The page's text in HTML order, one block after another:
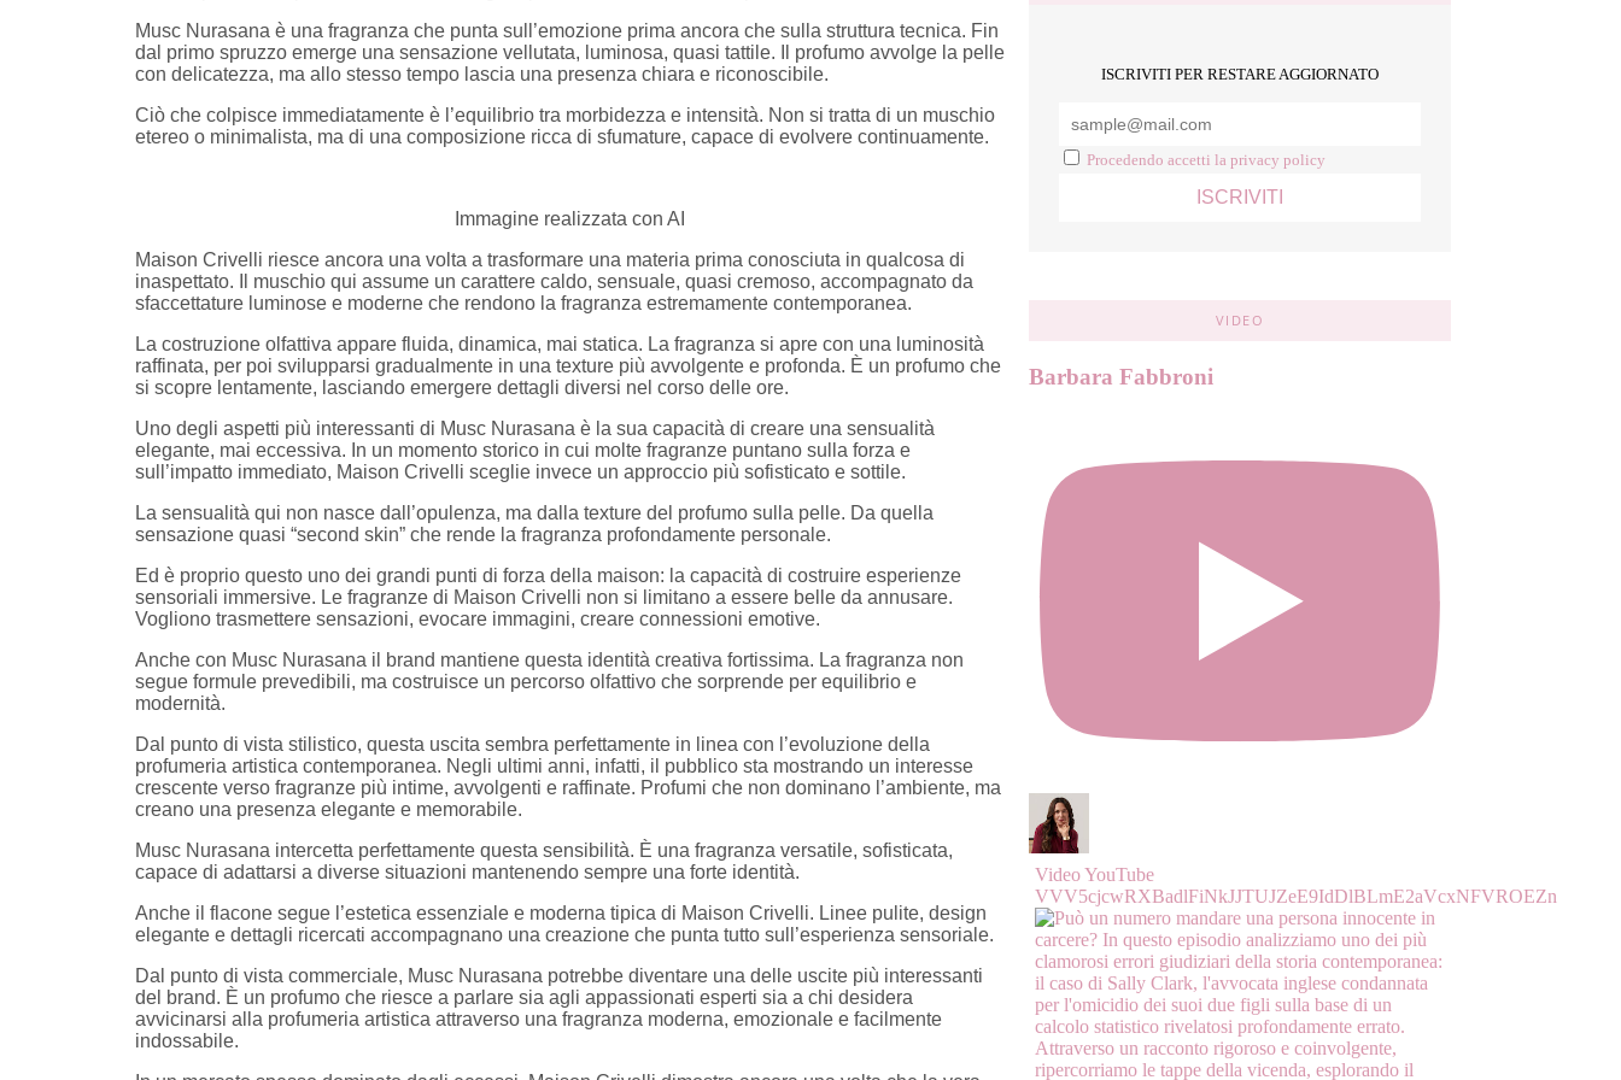
Musc Nurasana è una fragranza che punta sull’emozione prima ancora che sulla struttura tecnica. Fin
dal primo spruzzo emerge una sensazione vellutata, luminosa, quasi tattile. Il profumo avvolge la pelle
con delicatezza, ma allo stesso tempo lascia una presenza chiara e riconoscibile.
Ciò che colpisce immediatamente è l’equilibrio tra morbidezza e intensità. Non si tratta di un muschio
etereo o minimalista, ma di una composizione ricca di sfumature, capace di evolvere continuamente.
Immagine realizzata con AI
Maison Crivelli riesce ancora una volta a trasformare una materia prima conosciuta in qualcosa di
inaspettato. Il muschio qui assume un carattere caldo, sensuale, quasi cremoso, accompagnato da
sfaccettature luminose e moderne che rendono la fragranza estremamente contemporanea.
La costruzione olfattiva appare fluida, dinamica, mai statica. La fragranza si apre con una luminosità
raffinata, per poi svilupparsi gradualmente in una texture più avvolgente e profonda. È un profumo che
si scopre lentamente, lasciando emergere dettagli diversi nel corso delle ore.
Uno degli aspetti più interessanti di Musc Nurasana è la sua capacità di creare una sensualità
elegante, mai eccessiva. In un momento storico in cui molte fragranze puntano sulla forza e
sull’impatto immediato, Maison Crivelli sceglie invece un approccio più sofisticato e sottile.
La sensualità qui non nasce dall’opulenza, ma dalla texture del profumo sulla pelle. Da quella
sensazione quasi “second skin” che rende la fragranza profondamente personale.
Ed è proprio questo uno dei grandi punti di forza della maison: la capacità di costruire esperienze
sensoriali immersive. Le fragranze di Maison Crivelli non si limitano a essere belle da annusare.
Vogliono trasmettere sensazioni, evocare immagini, creare connessioni emotive.
Anche con Musc Nurasana il brand mantiene questa identità creativa fortissima. La fragranza non
segue formule prevedibili, ma costruisce un percorso olfattivo che sorprende per equilibrio e
modernità.
Dal punto di vista stilistico, questa uscita sembra perfettamente in linea con l’evoluzione della
profumeria artistica contemporanea. Negli ultimi anni, infatti, il pubblico sta mostrando un interesse
crescente verso fragranze più intime, avvolgenti e raffinate. Profumi che non dominano l’ambiente, ma
creano una presenza elegante e memorabile.
Musc Nurasana intercetta perfettamente questa sensibilità. È una fragranza versatile, sofisticata,
capace di adattarsi a diverse situazioni mantenendo sempre una forte identità.
Anche il flacone segue l’estetica essenziale e moderna tipica di Maison Crivelli. Linee pulite, design
elegante e dettagli ricercati accompagnano una creazione che punta tutto sull’esperienza sensoriale.
Dal punto di vista commerciale, Musc Nurasana potrebbe diventare una delle uscite più interessanti
del brand. È un profumo che riesce a parlare sia agli appassionati esperti sia a chi desidera
avvicinarsi alla profumeria artistica attraverso una fragranza moderna, emozionale e facilmente
indossabile.
ISCRIVITI PER RESTARE AGGIORNATO
Procedendo accetti la privacy policy
VIDEO
Barbara Fabbroni
Video YouTube
VVV5cjcwRXBadlFiNkJJTUJZeE9IdDlBLmE2aVcxNFVROEZn